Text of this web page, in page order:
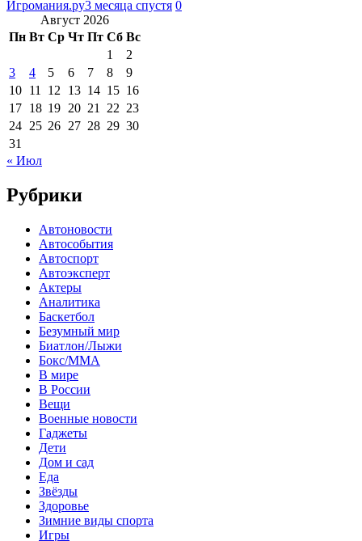
Игромания.ру3 месяца спустя 0
Август 2026
Пн Вт Ср Чт Пт Сб Вс
1
2
3
4 5 6 7 8
9
10 11 12 13 14 15 16
17 18 19 20 21 22 23
24 25 26 27 28 29 30
31
« Июл
Рубрики
Автоновости
Автособытия
Автоспорт
Автоэксперт
Актеры
Аналитика
Баскетбол
Безумный мир
Биатлон/Лыжи
Бокс/MMA
В мире
В России
Вещи
Военные новости
Гаджеты
Дети
Дом и сад
Еда
Звёзды
Здоровье
Зимние виды спорта
Игры